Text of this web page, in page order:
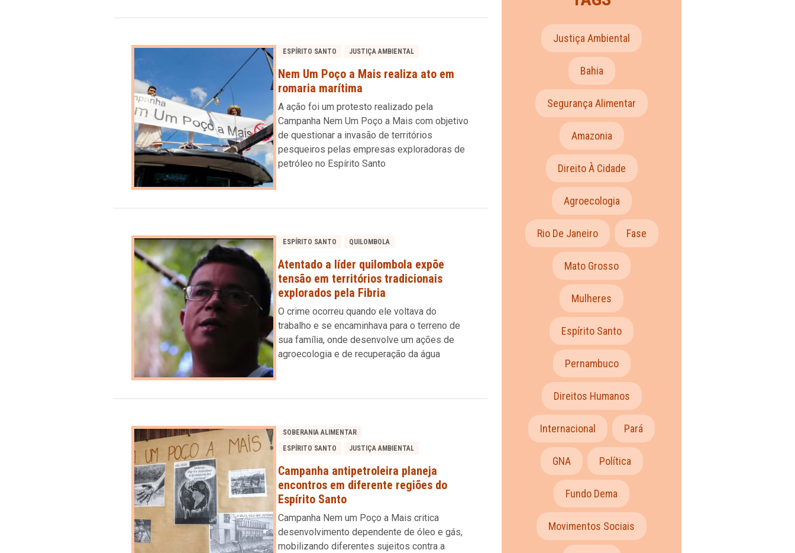
ESPÍRITO SANTO JUSTIÇA AMBIENTAL
Nem Um Poço a Mais realiza ato em
romaria marítima
A ação foi um protesto realizado pela
Campanha Nem Um Poço a Mais com objetivo
de questionar a invasão de territórios
pesqueiros pelas empresas exploradoras de
petróleo no Espírito Santo
ESPÍRITO SANTO QUILOMBOLA
Atentado a líder quilombola expõe
tensão em territórios tradicionais
explorados pela Fibria
O crime ocorreu quando ele voltava do
trabalho e se encaminhava para o terreno de
sua família, onde desenvolve um ações de
agroecologia e de recuperação da água
ESPÍRITO SANTO JUSTIÇA AMBIENTAL
SOBERANIA ALIMENTAR
Campanha antipetroleira planeja
encontros em diferente regiões do
Espírito Santo
Campanha Nem um Poço a Mais critica
desenvolvimento dependente de óleo e gás,
mobilizando diferentes sujeitos contra a
Justiça Ambiental
Bahia
Segurança Alimentar
Amazonia
Direito À Cidade
Agroecologia
Rio De Janeiro Fase
Mato Grosso
Mulheres
Espírito Santo
Pernambuco
Direitos Humanos
Internacional Pará
GNA Política
Fundo Dema
Movimentos Sociais